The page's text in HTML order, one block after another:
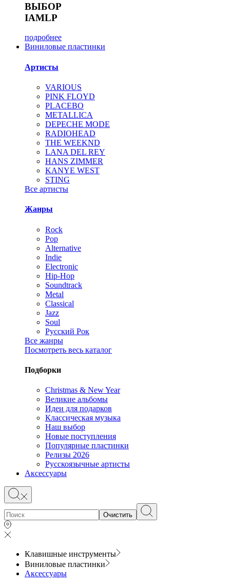
ВЫБОР
IAMLP
подробнее
Виниловые пластинки
Артисты
VARIOUS
PINK FLOYD
PLACEBO
METALLICA
DEPECHE MODE
RADIOHEAD
THE WEEKND
LANA DEL REY
HANS ZIMMER
KANYE WEST
STING
Все артисты
Жанры
Rock
Pop
Alternative
Indie
Electronic
Hip-Hop
Soundtrack
Metal
Classical
Jazz
Soul
Русский Рок
Все жанры
Посмотреть весь каталог
Подборки
Christmas & New Year
Великие альбомы
Идеи для подарков
Классическая музыка
Наш выбор
Новые поступления
Популярные пластинки
Релизы 2026
Русскоязычные артисты
Аксессуары
Очистить
Клавишные инструменты
Виниловые пластинки
Аксессуары